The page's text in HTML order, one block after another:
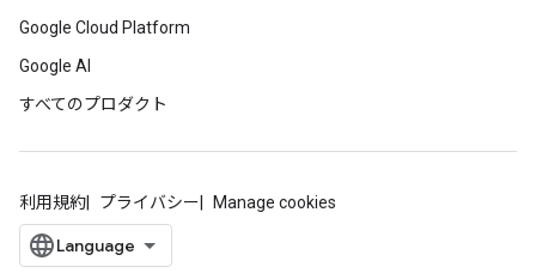
Google Cloud Platform
Google AI
すべてのプロダクト
利用規約 プライバシー Manage cookies